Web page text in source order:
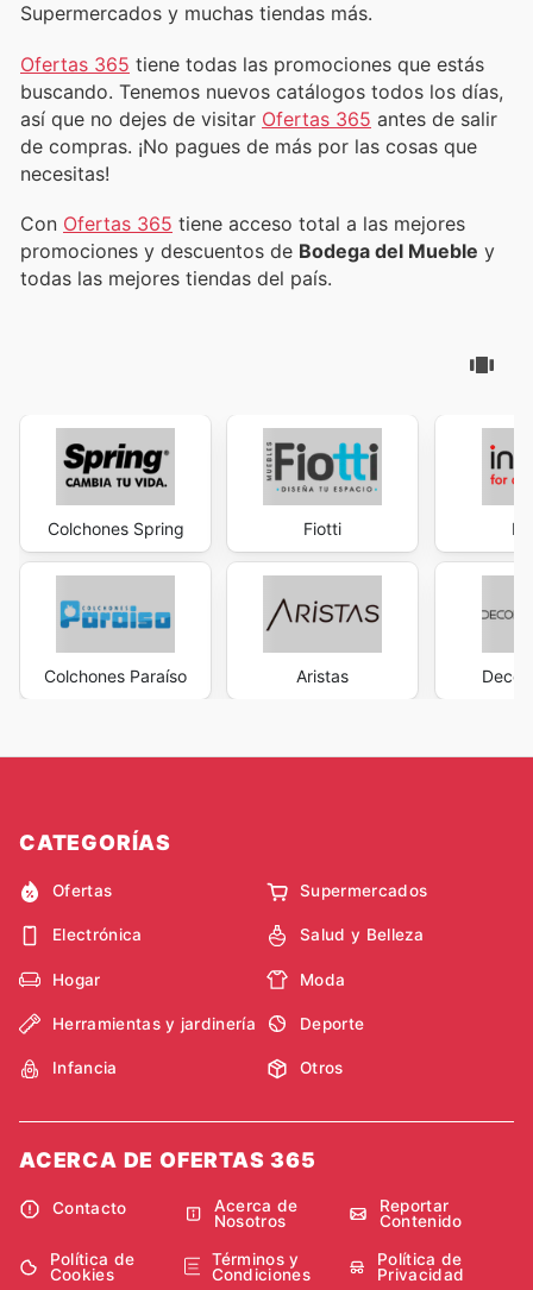
Supermercados y muchas tiendas más.
Ofertas 365 tiene todas las promociones que estás
buscando. Tenemos nuevos catálogos todos los días,
así que no dejes de visitar Ofertas 365 antes de salir
de compras. ¡No pagues de más por las cosas que
necesitas!
Con Ofertas 365 tiene acceso total a las mejores
promociones y descuentos de Bodega del Mueble y
todas las mejores tiendas del país.
Colchones Spring
Colchones Paraíso
Fiotti
Aristas
CATEGORÍAS
Ofertas Supermercados
Electrónica Salud y Belleza
Hogar Moda
Herramientas y jardinería Deporte
Infancia Otros
ACERCA DE OFERTAS 365
Contacto
Acerca de
Nosotros
Reportar
Contenido
Política de
Cookies
Términos y
Condiciones
Política de
Privacidad